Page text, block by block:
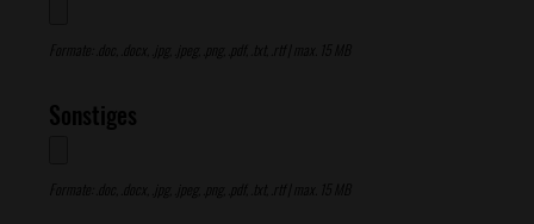
Formate: .doc, .docx, .jpg, .jpeg, .png, .pdf, .txt, .rtf | max. 15 MB
Sonstiges
Formate: .doc, .docx, .jpg, .jpeg, .png, .pdf, .txt, .rtf | max. 15 MB